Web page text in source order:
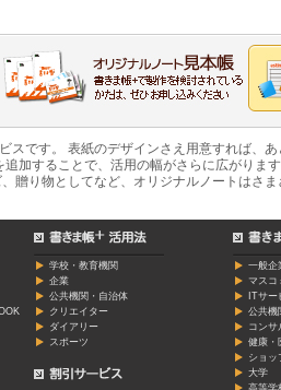
です。 表紙のデザインさえ用意すれば、
加することで、活用の幅がさらに広がりま
り物としてなど、オリジナルノートはさ
学校・教育機関
企業
公共機関・自治体
クリエイター
ダイアリー
スポーツ
一般企
マスコ
ITサ
公共機
コンサ
健康・
ショッ
大学